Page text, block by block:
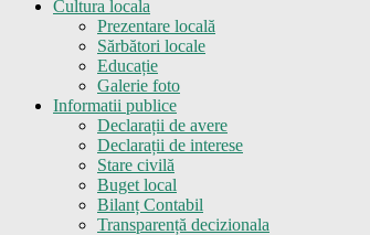
Cultura locala
Prezentare locală
Sărbători locale
Educație
Galerie foto
Informatii publice
Declarații de avere
Declarații de interese
Stare civilă
Buget local
Bilanț Contabil
Transparență decizionala